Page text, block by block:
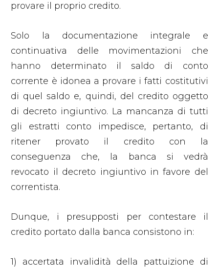
provare il proprio credito.
Solo la documentazione integrale e
continuativa delle movimentazioni che
hanno determinato il saldo di conto
corrente è idonea a provare i fatti costitutivi
di quel saldo e, quindi, del credito oggetto
di decreto ingiuntivo. La mancanza di tutti
gli estratti conto impedisce, pertanto, di
ritener provato il credito con la
conseguenza che, la banca si vedrà
revocato il decreto ingiuntivo in favore del
correntista.
Dunque, i presupposti per contestare il
credito portato dalla banca consistono in:
1) accertata invalidità della pattuizione di